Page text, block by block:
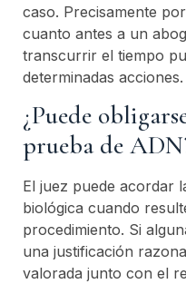
caso. Precisamente
cuanto antes a un
transcurrir el tiempo
determinadas acciones.
¿Puede
prueba de
El juez puede acordar
biológica cuando
procedimiento. Si
una justificación
valorada junto con el